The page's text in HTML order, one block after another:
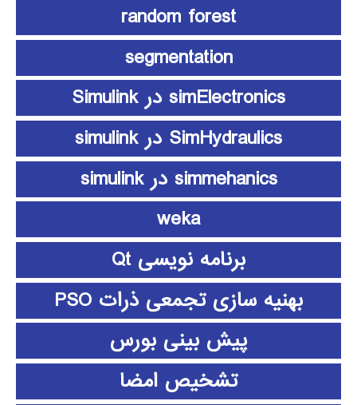
random forest
segmentation
simElectronics در Simulink
SimHydraulics در simulink
simmehanics در simulink
weka
برنامه نویسی Qt
بهنیه سازی تجمعی ذرات PSO
پیش بینی بورس
تشخیص امضا